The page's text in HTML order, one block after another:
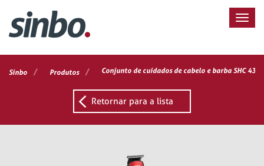
Sinbo / Produtos / Conjunto de cuidados de cabelo e barba SHC 4369
Retornar para a lista